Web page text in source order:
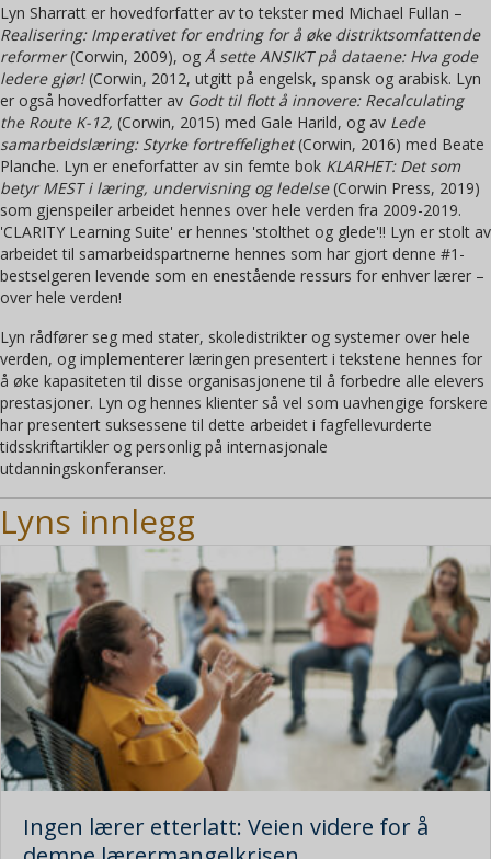
Lyn Sharratt er hovedforfatter av to tekster med Michael Fullan –
Realisering: Imperativet for endring for å øke distriktsomfattende
reformer(Corwin, 2009), og Å sette ANSIKT på dataene: Hva gode
ledere gjør!(Corwin, 2012, utgitt på engelsk, spansk og arabisk. Lyn
er også hovedforfatter av Godt til flott å innovere: Recalculating
the Route K-12, (Corwin, 2015) med Gale Harild, og av Lede
samarbeidslæring: Styrke fortreffelighet(Corwin, 2016) med Beate
Planche. Lyn er eneforfatter av sin femte bok KLARHET: Det som
betyr MEST i læring, undervisning og ledelse(Corwin Press, 2019)
som gjenspeiler arbeidet hennes over hele verden fra 2009-2019.
'CLARITY Learning Suite' er hennes 'stolthet og glede'!! Lyn er stolt av
arbeidet til samarbeidspartnerne hennes som har gjort denne #1-
bestselgeren levende som en enestående ressurs for enhver lærer –
over hele verden!
Lyn rådfører seg med stater, skoledistrikter og systemer over hele
verden, og implementerer læringen presentert i tekstene hennes for
å øke kapasiteten til disse organisasjonene til å forbedre alle elevers
prestasjoner. Lyn og hennes klienter så vel som uavhengige forskere
har presentert suksessene til dette arbeidet i fagfellevurderte
tidsskriftartikler og personlig på internasjonale
utdanningskonferanser.
Lyns innlegg
Ingen lærer etterlatt: Veien videre for å